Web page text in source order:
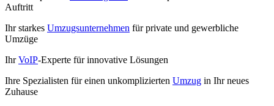
Auftritt
Ihr starkes Umzugsunternehmen für private und gewerbliche
Umzüge
IhrVoIP-Experte für innovative Lösungen
Ihre Spezialisten für einen unkomplizierten Umzug in Ihr neues
Zuhause